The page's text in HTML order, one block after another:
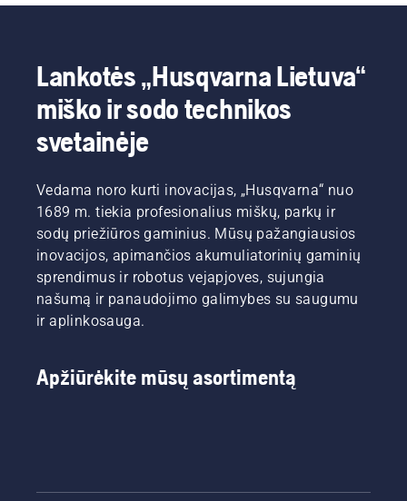
Lankotės „Husqvarna Lietuva“
miško ir sodo technikos
svetainėje
Vedama noro kurti inovacijas, „Husqvarna“ nuo
1689 m. tiekia profesionalius miškų, parkų ir
sodų priežiūros gaminius. Mūsų pažangiausios
inovacijos, apimančios akumuliatorinių gaminių
sprendimus ir robotus vejapjoves, sujungia
našumą ir panaudojimo galimybes su saugumu
ir aplinkosauga.
Apžiūrėkite mūsų asortimentą